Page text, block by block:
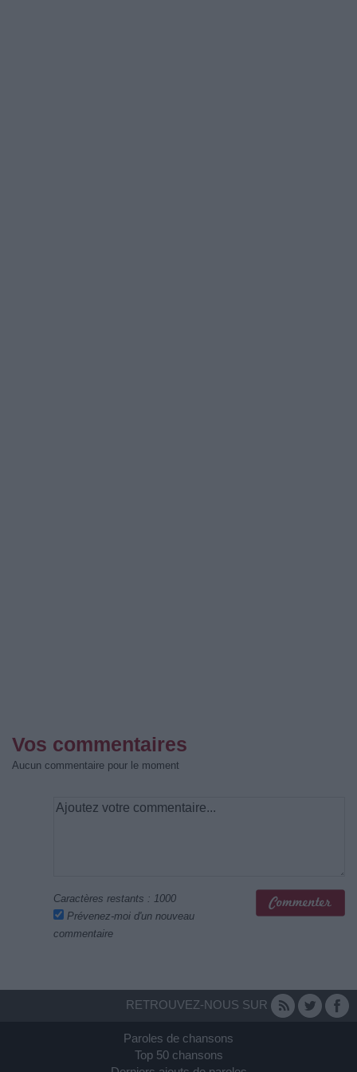
Vos commentaires
Aucun commentaire pour le moment
Caractères restants : 1000
Prévenez-moi d'un nouveau
commentaire
RETROUVEZ-NOUS SUR
Paroles de chansons
Top 50 chansons